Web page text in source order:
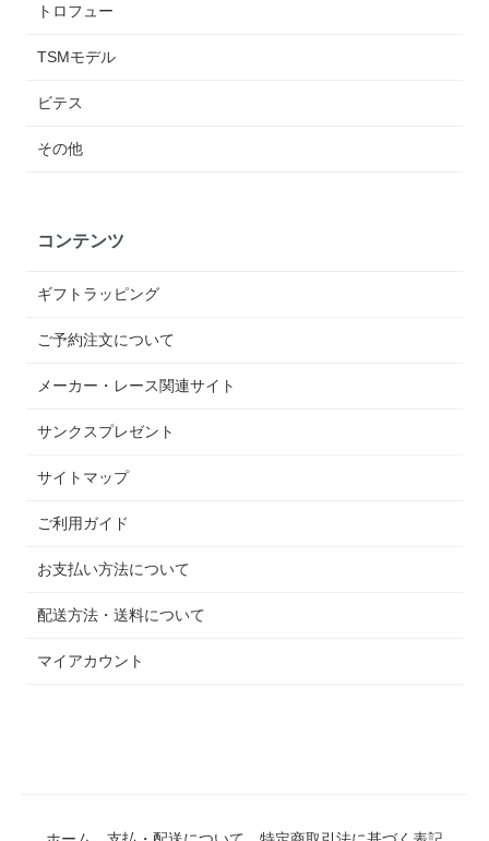
トロフュー
TSMモデル
ビテス
その他
コンテンツ
ギフトラッピング
ご予約注文について
メーカー・レース関連サイト
サンクスプレゼント
サイトマップ
ご利用ガイド
お支払い方法について
配送方法・送料について
マイアカウント